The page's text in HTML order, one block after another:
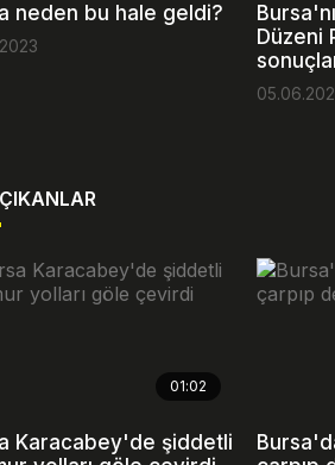
neden bu hale geldi?
Düzeni
01:02
Karacabey'de şiddetli